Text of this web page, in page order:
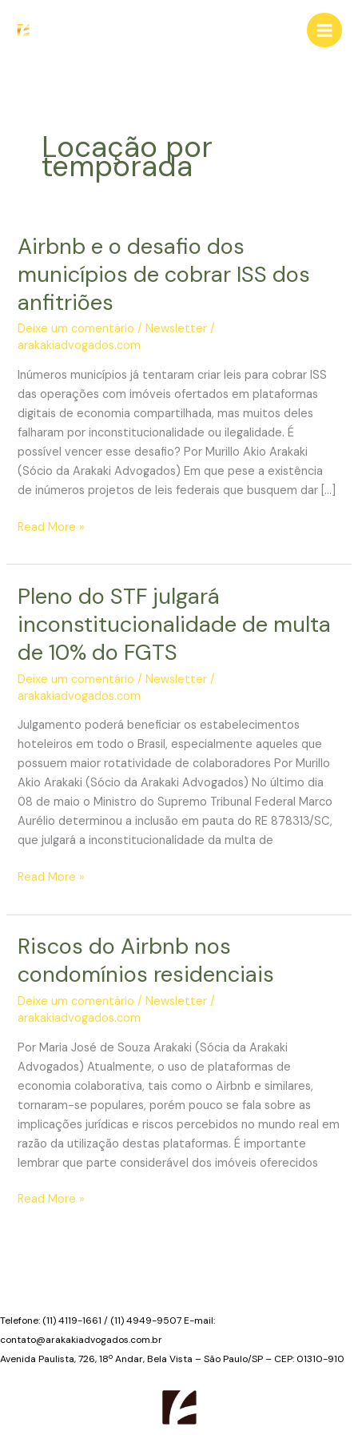
para
Locação por
temporada
Airbnb e o desafio dos
municípios de cobrar ISS dos
anfitriões
Deixe um comentário /Newsletter /
arakakiadvogados.com
Inúmeros municípios já tentaram criar leis para cobrar ISS
das operações com imóveis ofertados em plataformas
digitais de economia compartilhada, mas muitos deles
falharam por inconstitucionalidade ou ilegalidade. É
possível vencer esse desafio? Por Murillo Akio Arakaki
(Sócio da Arakaki Advogados) Em que pese a existência
de inúmeros projetos de leis federais que busquem dar […]
Airbnb
o
dos
municípios
de
cobrar
ISS
dos
anfitriões
Read More »
Pleno do STF julgará
inconstitucionalidade de multa
de 10% do FGTS
Deixe um comentário /Newsletter /
arakakiadvogados.com
Julgamento poderá beneficiar os estabelecimentos
hoteleiros em todo o Brasil, especialmente aqueles que
possuem maior rotatividade de colaboradores Por Murillo
Akio Arakaki (Sócio da Arakaki Advogados) No último dia
08 de maio o Ministro do Supremo Tribunal Federal Marco
Aurélio determinou a inclusão em pauta do RE 878313/SC,
que julgará a inconstitucionalidade da multa de
Pleno
STF
julgará
inconstitucionalidade
de
do
FGTS
Read More »
Riscos do Airbnb nos
condomínios residenciais
Deixe um comentário /Newsletter /
arakakiadvogados.com
Por Maria José de Souza Arakaki (Sócia da Arakaki
Advogados) Atualmente, o uso de plataformas de
economia colaborativa, tais como o Airbnb e similares,
tornaram-se populares, porém pouco se fala sobre as
implicações jurídicas e riscos percebidos no mundo real em
razão da utilização destas plataformas. É importante
lembrar que parte considerável dos imóveis oferecidos
Riscos
Read More »
Telefone: (11) 4119-1661 / (11) 4949-9507 E-mail:
contato@arakakiadvogados.com.br
Avenida Paulista, 726, 18º Andar, Bela Vista – São Paulo/SP – CEP: 01310-910